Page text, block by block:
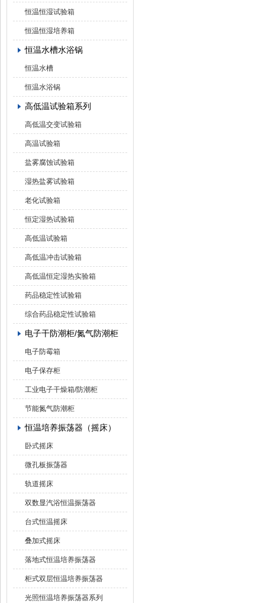
恒温恒湿试验箱
恒温恒湿培养箱
恒温水槽水浴锅
恒温水槽
恒温水浴锅
高低温试验箱系列
高低温交变试验箱
高温试验箱
盐雾腐蚀试验箱
湿热盐雾试验箱
老化试验箱
恒定湿热试验箱
高低温试验箱
高低温冲击试验箱
高低温恒定湿热实验箱
药品稳定性试验箱
综合药品稳定性试验箱
电子干防潮柜/氮气防潮柜
电子防霉箱
电子保存柜
工业电子干燥箱/防潮柜
节能氮气防潮柜
恒温培养振荡器（摇床）
卧式摇床
微孔板振荡器
轨道摇床
双数显汽浴恒温振荡器
台式恒温摇床
叠加式摇床
落地式恒温培养振荡器
柜式双层恒温培养振荡器
光照恒温培养振荡器系列